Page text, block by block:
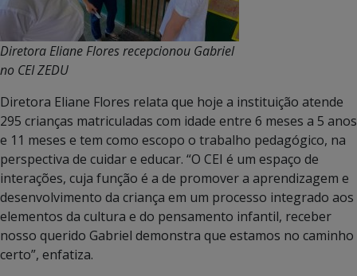
Diretora Eliane Flores recepcionou Gabriel
no CEI ZEDU
Diretora Eliane Flores relata que hoje a instituição atende
295 crianças matriculadas com idade entre 6 meses a 5 anos
e 11 meses e tem como escopo o trabalho pedagógico, na
perspectiva de cuidar e educar. “O CEI é um espaço de
interações, cuja função é a de promover a aprendizagem e
desenvolvimento da criança em um processo integrado aos
elementos da cultura e do pensamento infantil, receber
nosso querido Gabriel demonstra que estamos no caminho
certo”, enfatiza.